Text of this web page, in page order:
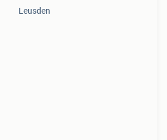
Leusden